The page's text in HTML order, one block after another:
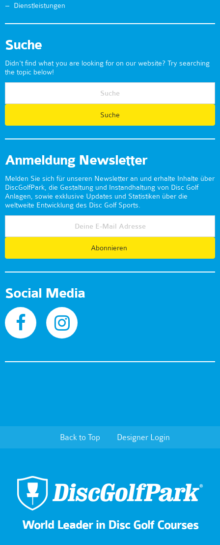
Dienstleistungen
Suche
Didn't find what you are looking for on our website? Try searching
the topic below!
Anmeldung Newsletter
Melden Sie sich für unseren Newsletter an und erhalte Inhalte über
DiscGolfPark, die Gestaltung und Instandhaltung von Disc Golf
Anlagen, sowie exklusive Updates und Statistiken über die
weltweite Entwicklung des Disc Golf Sports.
Abonnieren
Social Media
Back to Top Designer Login
World Leader in Disc Golf Courses